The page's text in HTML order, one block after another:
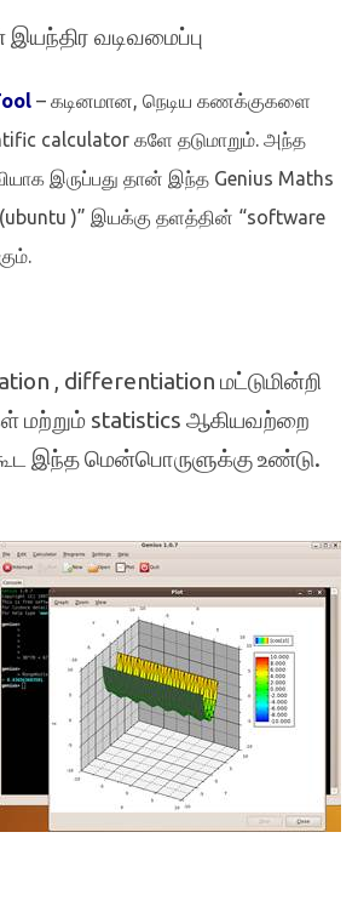
வடிவமைப்பு
– கடினமான, நெடிய கணக்குகளை
calculator களே தடுமாறும். அந்த
இருப்பது தான் இந்த Genius Maths
ubuntu )” இயக்கு தளத்தின் “software
, differentiation மட்டுமின்றி
மற்றும் statistics ஆகியவற்றை
இந்த மென்பொருளுக்கு உண்டு.